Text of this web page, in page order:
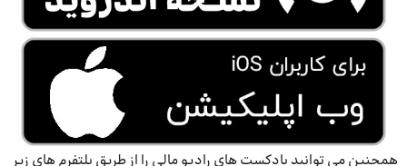
همچنین می توانید پادکست های رادیو مالی را از طریق پلتفرم های زیر